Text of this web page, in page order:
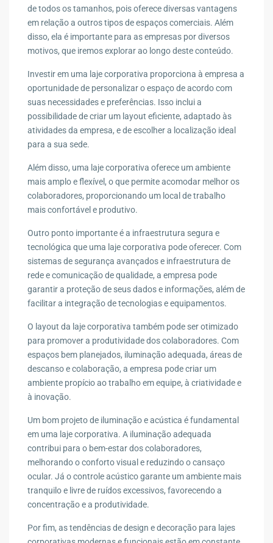
de todos os tamanhos, pois oferece diversas vantagens
em relação a outros tipos de espaços comerciais. Além
disso, ela é importante para as empresas por diversos
motivos, que iremos explorar ao longo deste conteúdo.
Investir em uma laje corporativa proporciona à empresa a
oportunidade de personalizar o espaço de acordo com
suas necessidades e preferências. Isso inclui a
possibilidade de criar um layout eficiente, adaptado às
atividades da empresa, e de escolher a localização ideal
para a sua sede.
Além disso, uma laje corporativa oferece um ambiente
mais amplo e flexível, o que permite acomodar melhor os
colaboradores, proporcionando um local de trabalho
mais confortável e produtivo.
Outro ponto importante é a infraestrutura segura e
tecnológica que uma laje corporativa pode oferecer. Com
sistemas de segurança avançados e infraestrutura de
rede e comunicação de qualidade, a empresa pode
garantir a proteção de seus dados e informações, além de
facilitar a integração de tecnologias e equipamentos.
O layout da laje corporativa também pode ser otimizado
para promover a produtividade dos colaboradores. Com
espaços bem planejados, iluminação adequada, áreas de
descanso e colaboração, a empresa pode criar um
ambiente propício ao trabalho em equipe, à criatividade e
à inovação.
Um bom projeto de iluminação e acústica é fundamental
em uma laje corporativa. A iluminação adequada
contribui para o bem-estar dos colaboradores,
melhorando o conforto visual e reduzindo o cansaço
ocular. Já o controle acústico garante um ambiente mais
tranquilo e livre de ruídos excessivos, favorecendo a
concentração e a produtividade.
Por fim, as tendências de design e decoração para lajes